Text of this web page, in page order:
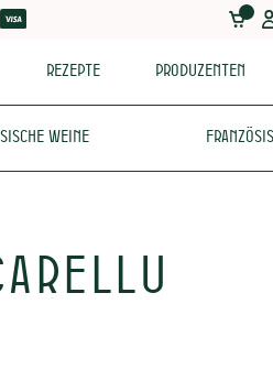
Rezepte Produzenten
Weine